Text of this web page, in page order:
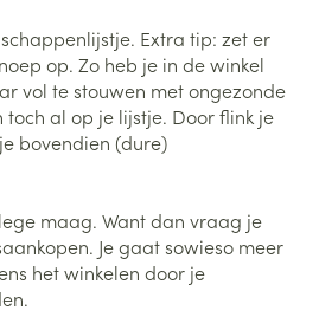
Extra tip: zet er
op. Zo heb je in de winkel
vol te stouwen met ongezonde
al op je lijstje. Door flink je
bovendien (dure)
maag. Want dan vraag je
Je gaat sowieso meer
het winkelen door je